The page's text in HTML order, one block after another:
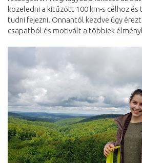
közeledni a kitűzött 100 km-s célhoz
tudni fejezni. Onnantól kezdve úgy
csapatból és motivált a többiek